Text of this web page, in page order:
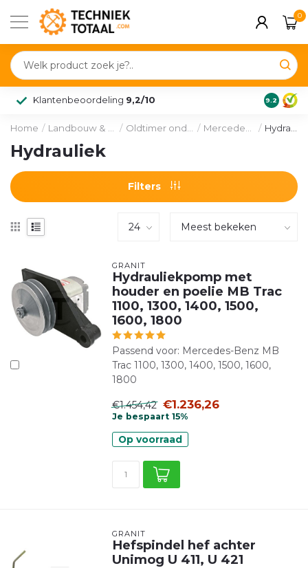
0
Klantenbeoordeling 9,2/10 9.2
Home / / / /
Hydrauliek
Filters
GRANIT
Hydrauliekpomp met
houder en poelie MB Trac
1100, 1300, 1400, 1500,
1600, 1800
Passend voor: Mercedes-Benz MB
Trac 1100, 1300, 1400, 1500, 1600,
1800
€1.454,42 €1.236,26
Je bespaart 15%
Op voorraad
GRANIT
Hefspindel hef achter
Unimog U 411, U 421